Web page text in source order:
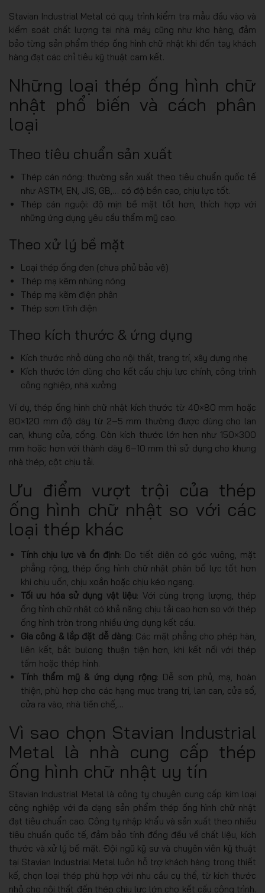
Stavian Industrial Metal có quy trình kiểm tra mẫu đầu vào và
kiểm soát chất lượng tại nhà máy cũng như kho hàng, đảm
bảo từng sản phẩm thép ống hình chữ nhật khi đến tay khách
hàng đạt các chỉ tiêu kỹ thuật cam kết.
Những loại thép ống hình chữ
nhật phổ biến và cách phân
loại
Theo tiêu chuẩn sản xuất
Thép cán nóng: thường sản xuất theo tiêu chuẩn quốc tế
như ASTM, EN, JIS, GB,… có độ bền cao, chịu lực tốt.
Thép cán nguội: độ mịn bề mặt tốt hơn, thích hợp với
những ứng dụng yêu cầu thẩm mỹ cao.
Theo xử lý bề mặt
Loại thép ống đen (chưa phủ bảo vệ)
Thép mạ kẽm nhúng nóng
Thép mạ kẽm điện phân
Thép sơn tĩnh điện
Theo kích thước & ứng dụng
Kích thước nhỏ dùng cho nội thất, trang trí, xây dựng nhẹ
Kích thước lớn dùng cho kết cấu chịu lực chính, công trình
công nghiệp, nhà xưởng
Ví dụ, thép ống hình chữ nhật kích thước từ 40×80 mm hoặc
80×120 mm độ dày từ 2‑5 mm thường được dùng cho lan
can, khung cửa, cổng. Còn kích thước lớn hơn như 150×300
mm hoặc hơn với thành dày 6‑10 mm thì sử dụng cho khung
nhà thép, cột chịu tải.
Ưu điểm vượt trội của thép
ống hình chữ nhật so với các
loại thép khác
Tính chịu lực và ổn định: Do tiết diện có góc vuông, mặt
phẳng rộng, thép ống hình chữ nhật phân bố lực tốt hơn
khi chịu uốn, chịu xoắn hoặc chịu kéo ngang.
Tối ưu hóa sử dụng vật liệu: Với cùng trọng lượng, thép
ống hình chữ nhật có khả năng chịu tải cao hơn so với thép
ống hình tròn trong nhiều ứng dụng kết cấu.
Gia công & lắp đặt dễ dàng: Các mặt phẳng cho phép hàn,
liên kết, bắt bulong thuận tiện hơn, khi kết nối với thép
tấm hoặc thép hình.
Tính thẩm mỹ & ứng dụng rộng: Dễ sơn phủ, mạ, hoàn
thiện, phù hợp cho các hạng mục trang trí, lan can, cửa sổ,
cửa ra vào, nhà tiền chế,…
Vì sao chọn Stavian Industrial
Metal là nhà cung cấp thép
ống hình chữ nhật uy tín
Stavian Industrial Metal là công ty chuyên cung cấp kim loại
công nghiệp với đa dạng sản phẩm thép ống hình chữ nhật
đạt tiêu chuẩn cao. Công ty nhập khẩu và sản xuất theo nhiều
tiêu chuẩn quốc tế, đảm bảo tính đồng đều về chất liệu, kích
thước và xử lý bề mặt. Đội ngũ kỹ sư và chuyên viên kỹ thuật
tại Stavian Industrial Metal luôn hỗ trợ khách hàng trong thiết
kế, chọn loại thép phù hợp với nhu cầu cụ thể, từ kích thước
nhỏ cho nội thất đến thép chịu lực lớn cho kết cấu công trình.